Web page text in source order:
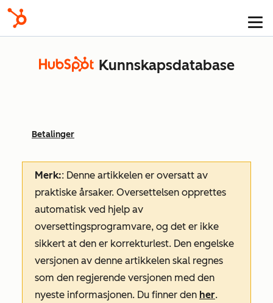
Kunnskapsdatabase
Betalinger
Merk:: Denne artikkelen er oversatt av
praktiske årsaker. Oversettelsen opprettes
automatisk ved hjelp av
oversettingsprogramvare, og det er ikke
sikkert at den er korrekturlest. Den engelske
versjonen av denne artikkelen skal regnes
som den regjerende versjonen med den
nyeste informasjonen. Du finner den her.